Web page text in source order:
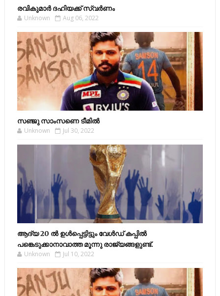
രവികുമാര്‍ ദഹിയക്ക് സ്വര്‍ണം
Unknown Aug 06, 2022
സഞ്ജു സാംസണെ ടീമില്‍
Unknown Jul 30, 2022
ആദ്യ 20 ല്‍ ഉള്‍പ്പെട്ടിട്ടും വേള്‍ഡ് കപ്പില്‍
പങ്കെടുക്കാനാവാത്ത മൂന്നു രാജ്യങ്ങളുണ്ട്.
Unknown Jul 10, 2022